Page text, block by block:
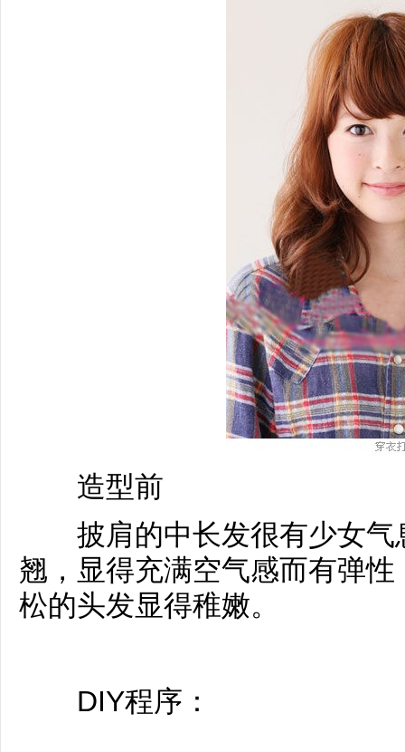
造型前
披肩的中长发很有少女气
翘，显得充满空气感而有弹
松的头发显得稚嫩。
DIY程序：